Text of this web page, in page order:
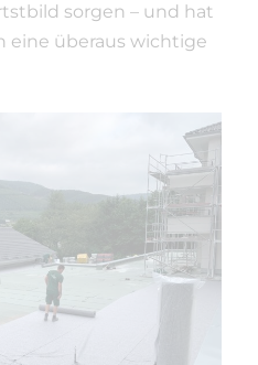
sorgen – und hat
eine überaus wichtige